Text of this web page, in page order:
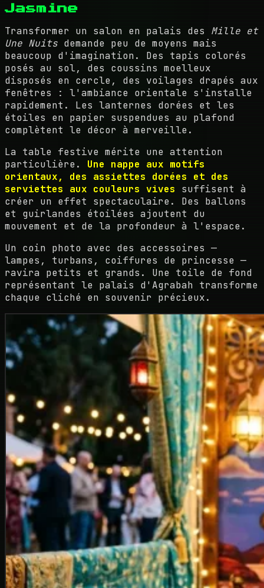
Jasmine
Transformer un salon en palais des Mille et
Une Nuits demande peu de moyens mais
beaucoup d'imagination. Des tapis colorés
posés au sol, des coussins moelleux
disposés en cercle, des voilages drapés aux
fenêtres : l'ambiance orientale s'installe
rapidement. Les lanternes dorées et les
étoiles en papier suspendues au plafond
complètent le décor à merveille.
La table festive mérite une attention
particulière. Une nappe aux motifs
orientaux, des assiettes dorées et des
serviettes aux couleurs vives suffisent à
créer un effet spectaculaire. Des ballons
et guirlandes étoilées ajoutent du
mouvement et de la profondeur à l'espace.
Un coin photo avec des accessoires —
lampes, turbans, coiffures de princesse —
ravira petits et grands. Une toile de fond
représentant le palais d'Agrabah transforme
chaque cliché en souvenir précieux.